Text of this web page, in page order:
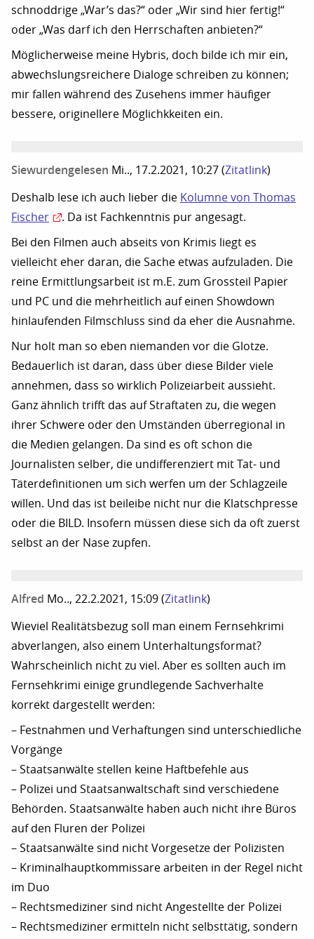
schnoddrige „War’s das?“ oder „Wir sind hier fertig!“
oder „Was darf ich den Herrschaften anbieten?“
Möglicherweise meine Hybris, doch bilde ich mir ein,
abwechslungsreichere Dialoge schreiben zu können;
mir fallen während des Zusehens immer häufiger
bessere, originellere Möglichkkeiten ein.
Siewurdengelesen Mi.., 17.2.2021, 10:27 (Zitatlink)
Deshalb lese ich auch lieber die Kolumne von Thomas
Fischer
. Da ist Fachkenntnis pur angesagt.
Bei den Filmen auch abseits von Krimis liegt es
vielleicht eher daran, die Sache etwas aufzuladen. Die
reine Ermittlungsarbeit ist m.E. zum Grossteil Papier
und PC und die mehrheitlich auf einen Showdown
hinlaufenden Filmschluss sind da eher die Ausnahme.
Nur holt man so eben niemanden vor die Glotze.
Bedauerlich ist daran, dass über diese Bilder viele
annehmen, dass so wirklich Polizeiarbeit aussieht.
Ganz ähnlich trifft das auf Straftaten zu, die wegen
ihrer Schwere oder den Umständen überregional in
die Medien gelangen. Da sind es oft schon die
Journalisten selber, die undifferenziert mit Tat- und
Täterdefinitionen um sich werfen um der Schlagzeile
willen. Und das ist beileibe nicht nur die Klatschpresse
oder die BILD. Insofern müssen diese sich da oft zuerst
selbst an der Nase zupfen.
Alfred Mo.., 22.2.2021, 15:09 (Zitatlink)
Wieviel Realitätsbezug soll man einem Fernsehkrimi
abverlangen, also einem Unterhaltungsformat?
Wahrscheinlich nicht zu viel. Aber es sollten auch im
Fernsehkrimi einige grundlegende Sachverhalte
korrekt dargestellt werden:
– Festnahmen und Verhaftungen sind unterschiedliche
Vorgänge
– Staatsanwälte stellen keine Haftbefehle aus
– Polizei und Staatsanwaltschaft sind verschiedene
Behörden. Staatsanwälte haben auch nicht ihre Büros
auf den Fluren der Polizei
– Staatsanwälte sind nicht Vorgesetze der Polizisten
– Kriminalhauptkommissare arbeiten in der Regel nicht
im Duo
– Rechtsmediziner sind nicht Angestellte der Polizei
– Rechtsmediziner ermitteln nicht selbsttätig, sondern